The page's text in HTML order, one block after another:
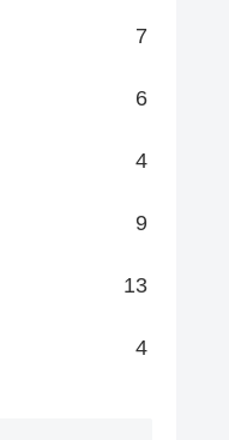
7
6
4
9
13
4